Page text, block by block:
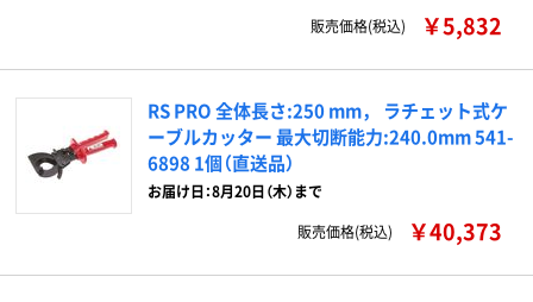
販売価格(税込)
￥5,832
RS PRO 全体長さ:250 mm， ラチェット式ケ
ーブルカッター 最大切断能力:240.0mm 541-
6898 1個（直送品）
お届け日：8月20日（木）まで
販売価格(税込)
￥40,373